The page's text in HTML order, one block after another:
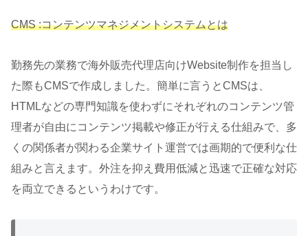
CMS :コンテンツマネジメントシステムとは
勤務先の業務で海外販売代理店向けWebsite制作を担当し
た際もCMSで作成しました。簡単に言うとCMSは、
HTMLなどの専門知識を使わずにそれぞれのコンテンツ管
理者が自由にコンテンツ掲載や修正が行える仕組みで、多
くの関係者が関わる企業サイト運営では画期的で便利な仕
組みと言えます。外注を抑え費用低減と迅速で正確な対応
を両立できるというわけです。